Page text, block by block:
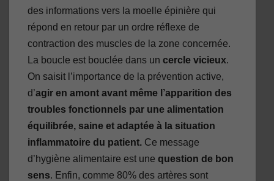
des informations vers la moelle épinière qui
répond en retour par un ordre réflexe de
contraction des muscles de la zone concernée.
La boucle est bouclée dans un cercle vicieux.
On saisit l’importance de la prévention active,
d’agir en amont avant même l’apparition des
troubles fonctionnels par une alimentation
équilibrée, saine et adaptée à la situation
inflammatoire du patient. Ce message
d’hygiène alimentaire est une question de bon
sens. Enfin, comme 80% des artères sont